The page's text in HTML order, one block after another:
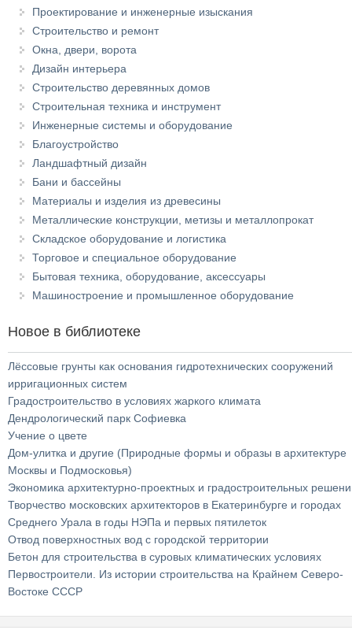
Проектирование и инженерные изыскания
Строительство и ремонт
Окна, двери, ворота
Дизайн интерьера
Строительство деревянных домов
Строительная техника и инструмент
Инженерные системы и оборудование
Благоустройство
Ландшафтный дизайн
Бани и бассейны
Материалы и изделия из древесины
Металлические конструкции, метизы и металлопрокат
Складское оборудование и логистика
Торговое и специальное оборудование
Бытовая техника, оборудование, аксессуары
Машиностроение и промышленное оборудование
Новое в библиотеке
Лёссовые грунты как основания гидротехнических сооружений
ирригационных систем
Градостроительство в условиях жаркого климата
Дендрологический парк Софиевка
Учение о цвете
Дом-улитка и другие (Природные формы и образы в архитектуре
Москвы и Подмосковья)
Экономика архитектурно-проектных и градостроительных
Творчество московских архитекторов в Екатеринбурге и городах
Среднего Урала в годы НЭПа и первых пятилеток
Отвод поверхностных вод с городской территории
Бетон для строительства в суровых климатических условиях
Первостроители. Из истории строительства на Крайнем Северо-
Востоке СССР